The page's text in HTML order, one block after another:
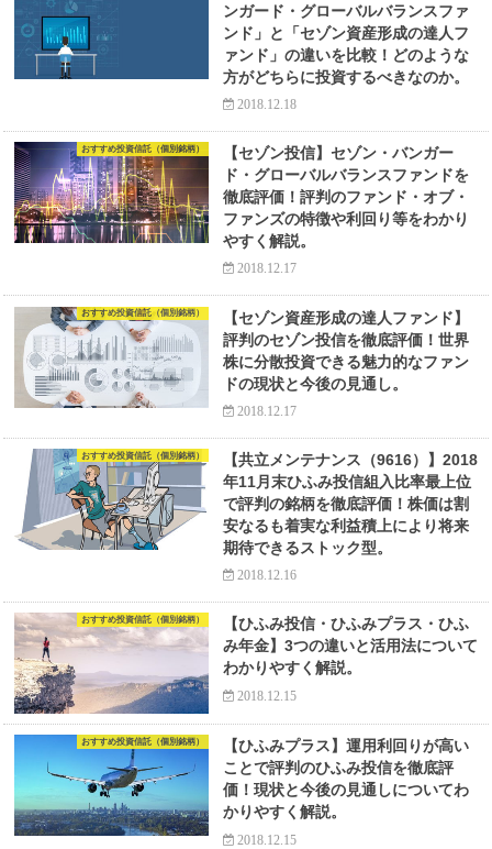
ンガード・グローバルバランスファ
ンド」と「セゾン資産形成の達人フ
ァンド」の違いを比較！どのような
方がどちらに投資するべきなのか。
2018.12.18
おすすめ投資信託（個別銘柄）
【セゾン投信】セゾン・バンガー
ド・グローバルバランスファンドを
徹底評価！評判のファンド・オブ・
ファンズの特徴や利回り等をわかり
やすく解説。
2018.12.17
おすすめ投資信託（個別銘柄）
【セゾン資産形成の達人ファンド】
評判のセゾン投信を徹底評価！世界
株に分散投資できる魅力的なファン
ドの現状と今後の見通し。
2018.12.17
おすすめ投資信託（個別銘柄）
【共立メンテナンス（9616）】2018
年11月末ひふみ投信組入比率最上位
で評判の銘柄を徹底評価！株価は割
安なるも着実な利益積上により将来
期待できるストック型。
2018.12.16
おすすめ投資信託（個別銘柄）
【ひふみ投信・ひふみプラス・ひふ
み年金】3つの違いと活用法について
わかりやすく解説。
2018.12.15
おすすめ投資信託（個別銘柄）
【ひふみプラス】運用利回りが高い
ことで評判のひふみ投信を徹底評
価！現状と今後の見通しについてわ
かりやすく解説。
2018.12.15